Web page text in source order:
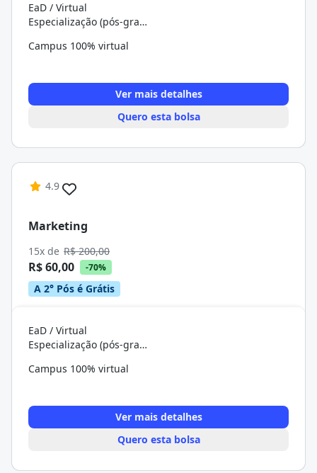
EaD / Virtual
Especialização (pós-graduação)
Campus 100% virtual
Ver mais detalhes
Quero esta bolsa
4.9
Marketing
15x de R$ 200,00
R$ 60,00 -70%
A 2° Pós é Grátis
EaD / Virtual
Especialização (pós-graduação)
Campus 100% virtual
Ver mais detalhes
Quero esta bolsa